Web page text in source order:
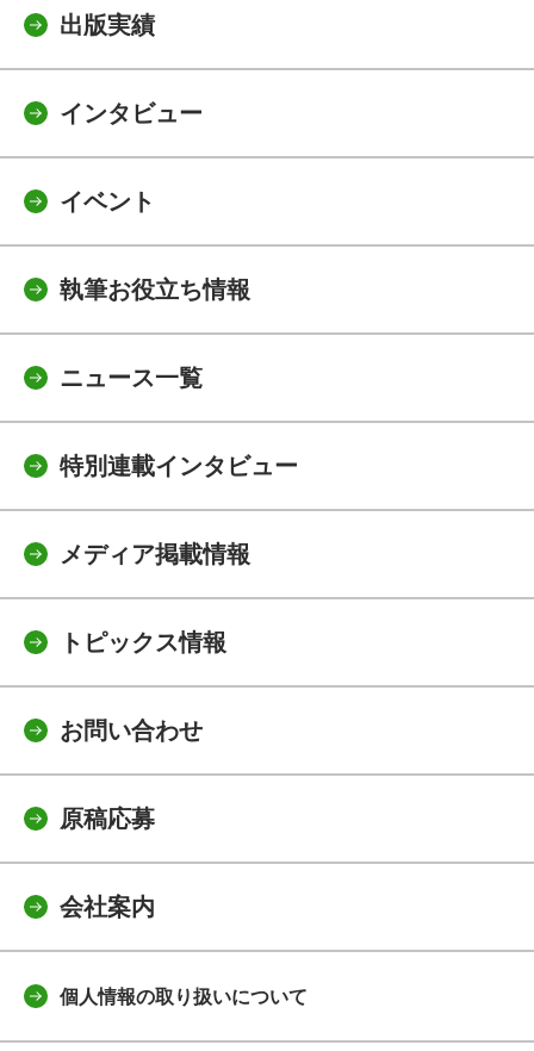
出版実績
インタビュー
イベント
執筆お役立ち情報
ニュース一覧
特別連載インタビュー
メディア掲載情報
トピックス情報
お問い合わせ
原稿応募
会社案内
個人情報の取り扱いについて